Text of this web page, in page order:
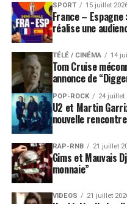
SPORT 15 juillet
France –
réalise une
TÉLÉ / CINÉMA 14
Tom Cruise
annonce de
POP-ROCK 24 juillet
U2 et Martin
nouvelle
RAP-RNB 21 juillet
Gims et Mauvais
monnaie”
VIDEOS 21 juillet